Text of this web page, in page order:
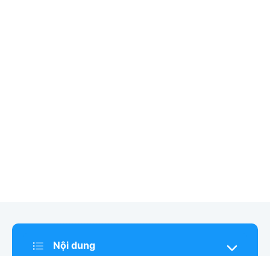
Nội dung